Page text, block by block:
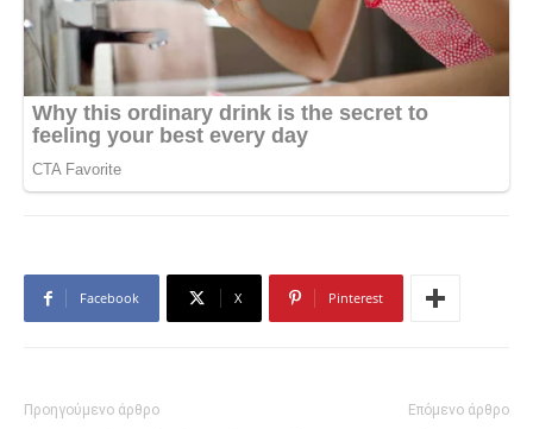
Facebook X Pinterest
Προηγούμενο άρθρο Επόμενο άρθρο